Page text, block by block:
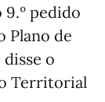
pedido
Plano de
disse o
Territorial